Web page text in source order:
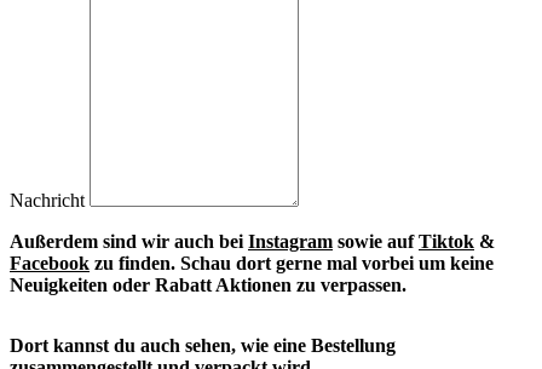
Nachricht
Außerdem sind wir auch beiInstagram sowie aufTiktok &
Facebook zu finden. Schau dort gerne mal vorbei um keine
Neuigkeiten oder Rabatt Aktionen zu verpassen.
Dort kannst du auch sehen, wie eine Bestellung